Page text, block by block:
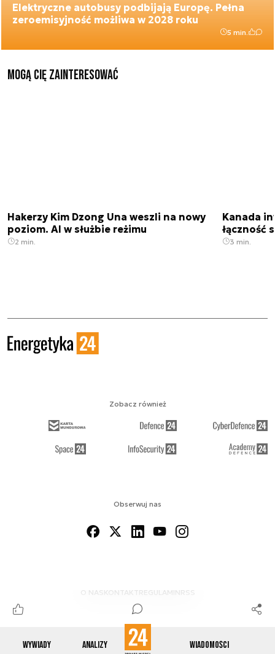
Wywiady Analizy Wiadomości
Elektryczne autobusy podbijają Europę. Pełna
zeroemisyjność możliwa w 2028 roku
5 min.
Mogą Cię zainteresować
Hakerzy Kim Dzong Una weszli na nowy
poziom. AI w służbie reżimu
2 min.
Kanada
łączność
3 min.
Obserwuj nas
O NAS KONTAKTREGULAMINRSS
Zobacz również
© 2012-2026 ENERGETYKA24